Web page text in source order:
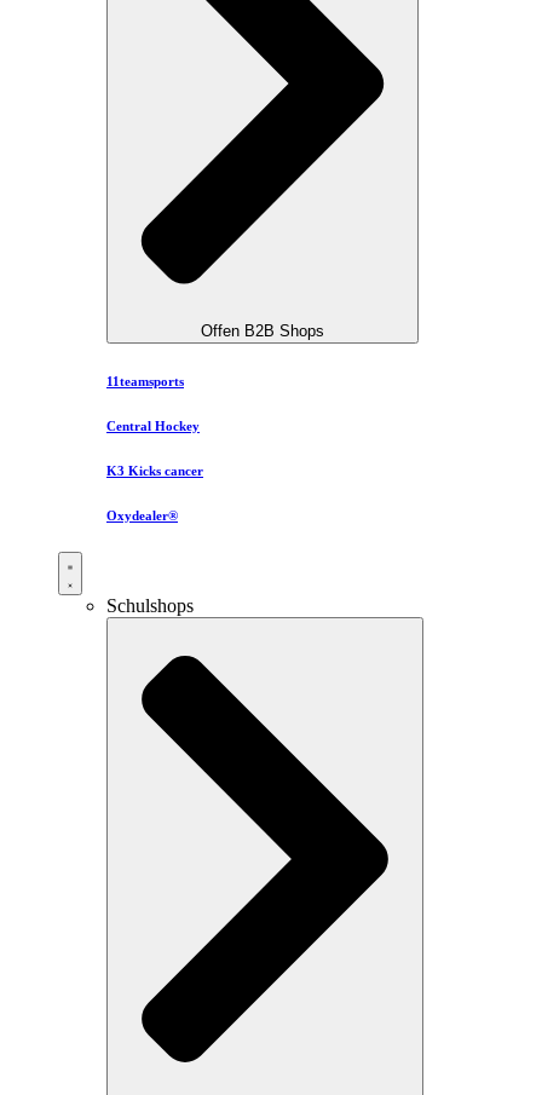
Offen B2B Shops
11teamsports
Central Hockey
K3 Kicks cancer
Oxydealer®
Schulshops